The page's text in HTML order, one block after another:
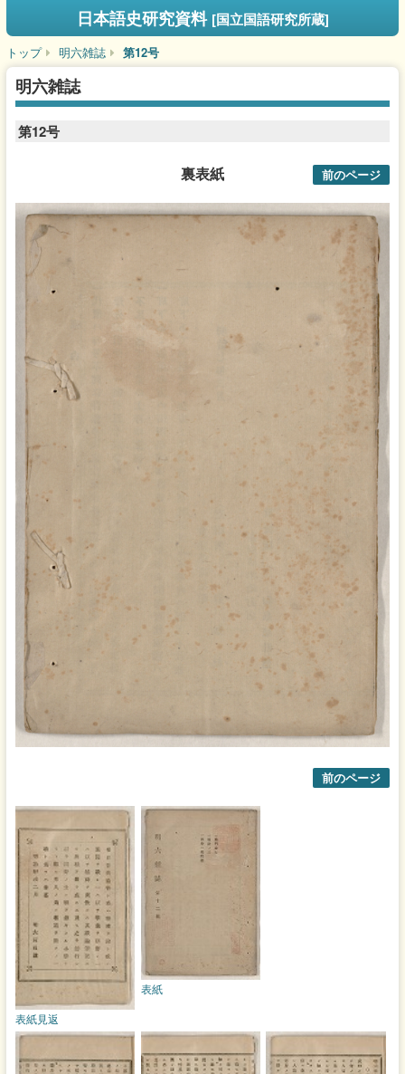
日本語史研究資料 [国立国語研究所蔵]
トップ 明六雑誌 第12号
明六雑誌
第12号
裏表紙 前のページ
前のページ
表紙
表紙見返